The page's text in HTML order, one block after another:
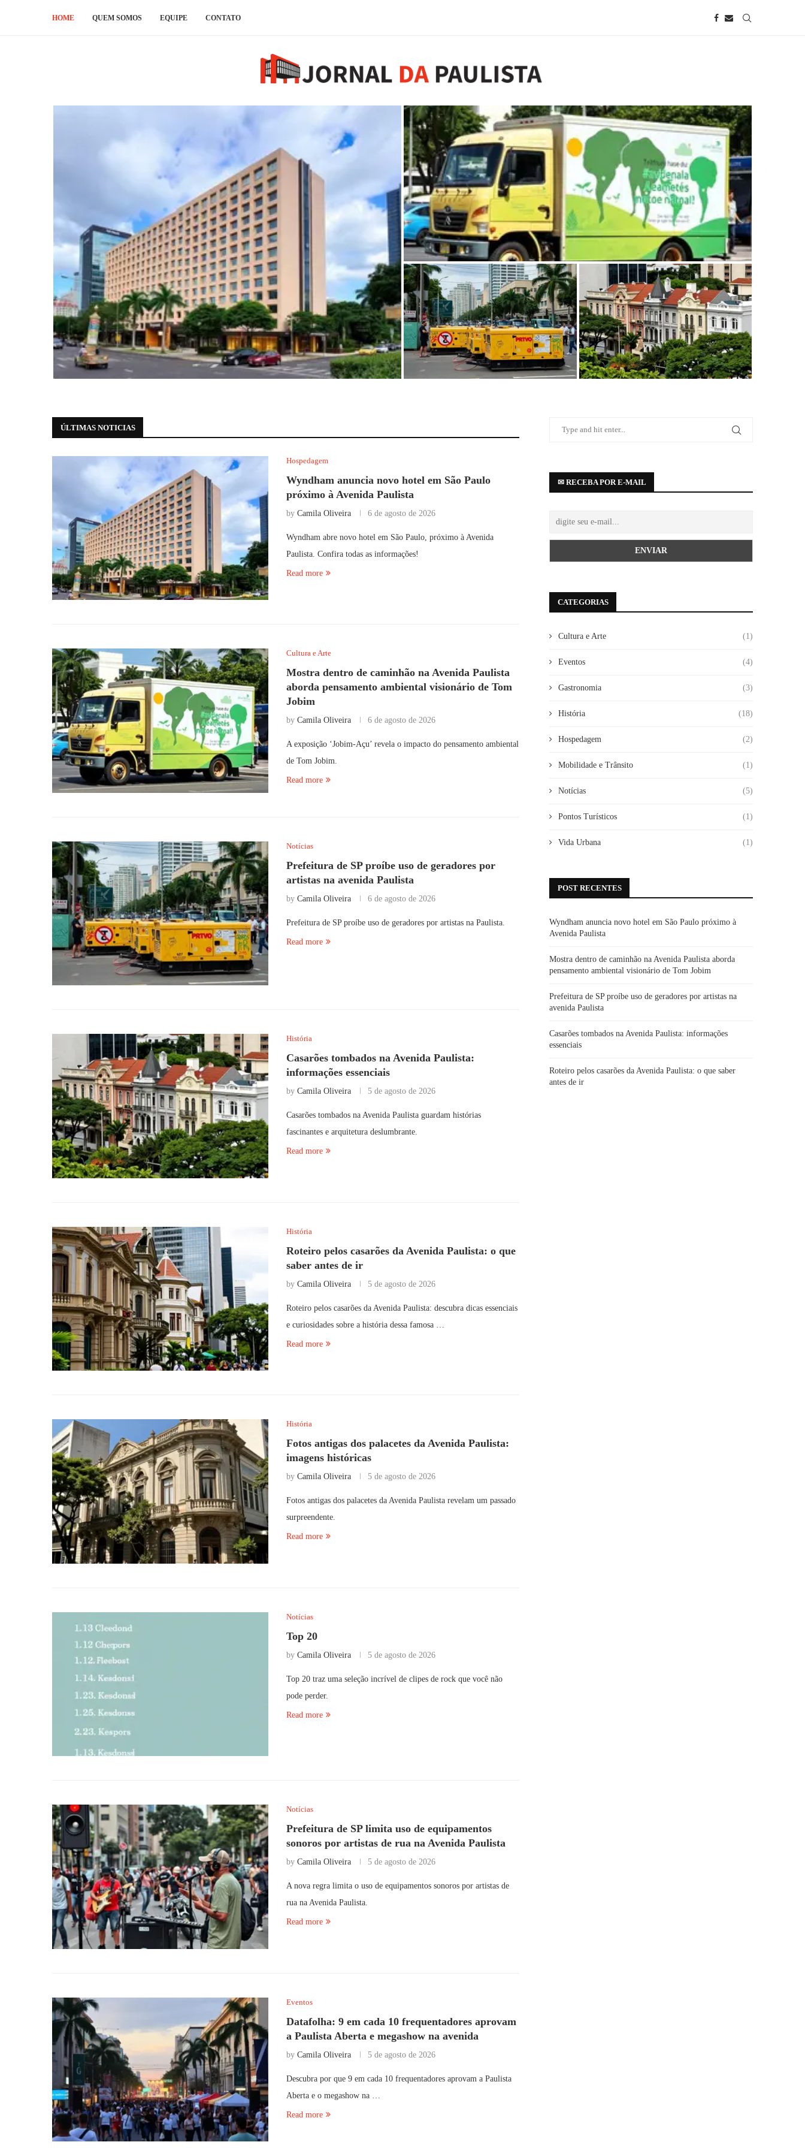
HOME QUEM SOMOS EQUIPE CONTATO
Hospedagem
Wyndham anuncia novo hotel em São Paulo próximo à
Avenida Paulista
6 de agosto de 2026
Mostra dentro de caminhão na Avenida Paulista aborda
pensamento ambiental visionário de...
6 de agosto de 2026 0 comments
Prefeitura de SP proíbe uso de geradores
por artistas na avenida Paulista
Casarões tombados na Avenida Paulista:
informações essenciais
ÚLTIMAS NOTICIAS
Hospedagem
Wyndham anuncia novo hotel em São Paulo
próximo à Avenida Paulista
by Camila Oliveira 6 de agosto de 2026
Wyndham abre novo hotel em São Paulo, próximo à Avenida
Paulista. Confira todas as informações!
Read more
Cultura e Arte
Mostra dentro de caminhão na Avenida Paulista
aborda pensamento ambiental visionário de Tom
Jobim
by Camila Oliveira 6 de agosto de 2026
A exposição ‘Jobim-Açu’ revela o impacto do pensamento ambiental
de Tom Jobim.
Read more
Notícias
Prefeitura de SP proíbe uso de geradores por
artistas na avenida Paulista
by Camila Oliveira 6 de agosto de 2026
Prefeitura de SP proíbe uso de geradores por artistas na Paulista.
Read more
História
Casarões tombados na Avenida Paulista:
informações essenciais
by Camila Oliveira 5 de agosto de 2026
Casarões tombados na Avenida Paulista guardam histórias
fascinantes e arquitetura deslumbrante.
Read more
História
Roteiro pelos casarões da Avenida Paulista: o que
saber antes de ir
by Camila Oliveira 5 de agosto de 2026
Roteiro pelos casarões da Avenida Paulista: descubra dicas essenciais
e curiosidades sobre a história dessa famosa …
Read more
História
Fotos antigas dos palacetes da Avenida Paulista:
imagens históricas
by Camila Oliveira 5 de agosto de 2026
Fotos antigas dos palacetes da Avenida Paulista revelam um passado
surpreendente.
Read more
Notícias
Top 20
by Camila Oliveira 5 de agosto de 2026
Top 20 traz uma seleção incrível de clipes de rock que você não
pode perder.
Read more
Notícias
Prefeitura de SP limita uso de equipamentos
sonoros por artistas de rua na Avenida Paulista
by Camila Oliveira 5 de agosto de 2026
A nova regra limita o uso de equipamentos sonoros por artistas de
rua na Avenida Paulista.
Read more
Eventos
Datafolha: 9 em cada 10 frequentadores aprovam
a Paulista Aberta e megashow na avenida
by Camila Oliveira 5 de agosto de 2026
Descubra por que 9 em cada 10 frequentadores aprovam a Paulista
Aberta e o megashow na …
Read more
✉ RECEBA POR E-MAIL
CATEGORIAS
Cultura e Arte (1)
Eventos (4)
Gastronomia (3)
História (18)
Hospedagem (2)
Mobilidade e Trânsito (1)
Notícias (5)
Pontos Turísticos (1)
Vida Urbana (1)
POST RECENTES
Wyndham anuncia novo hotel em São Paulo próximo à
Avenida Paulista
Mostra dentro de caminhão na Avenida Paulista aborda
pensamento ambiental visionário de Tom Jobim
Prefeitura de SP proíbe uso de geradores por artistas na
avenida Paulista
Casarões tombados na Avenida Paulista: informações
essenciais
Roteiro pelos casarões da Avenida Paulista: o que saber
antes de ir